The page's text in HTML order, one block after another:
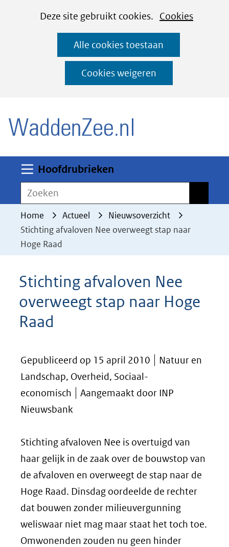
CookiesDeze site gebruikt cookies. Cookies
deze
worden
toegestaan
geweigerd.
Alle cookies toestaan
Cookies weigeren
Ga
naar
de
inhoud
Hoofdrubrieken
Zoeken
Home Actueel
Nieuwsoverzicht
Stichting afvaloven Nee overweegt stap naar
Hoge Raad
Stichting afvaloven Nee
overweegt stap naar Hoge
Raad
Gepubliceerd op 15 april 2010
Natuur en
Landschap, Overheid, Sociaal-
economisch
Aangemaakt door INP
Nieuwsbank
Stichting afvaloven Nee is overtuigd van
haar gelijk in de zaak over de bouwstop van
de afvaloven en overweegt de stap naar de
Hoge Raad. Dinsdag oordeelde de rechter
dat bouwen zonder milieuvergunning
weliswaar niet mag maar staat het toch toe.
Omwonenden zouden nu geen hinder